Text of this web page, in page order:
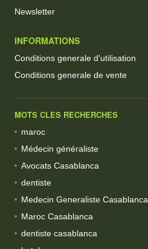
Newsletter
INFORMATIONS
Conditions generale d'utilisation
Conditions generale de vente
MOTS CLES RECHERCHES
maroc
Médecin généraliste
Avocats Casablanca
dentiste
Medecin Generaliste Casablanca
Maroc Casablanca
dentiste casablanca